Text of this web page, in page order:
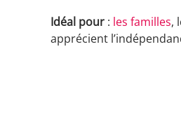
Idéal pour : les familles,
apprécient